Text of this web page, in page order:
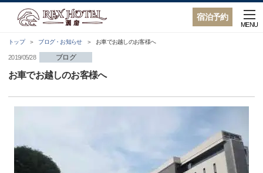
宿泊予約
MENU
トップ ブログ・お知らせ お車でお越しのお客様へ
2019/05/28 ブログ
お車でお越しのお客様へ